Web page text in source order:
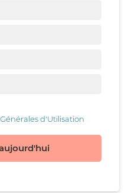
d'Utilisation